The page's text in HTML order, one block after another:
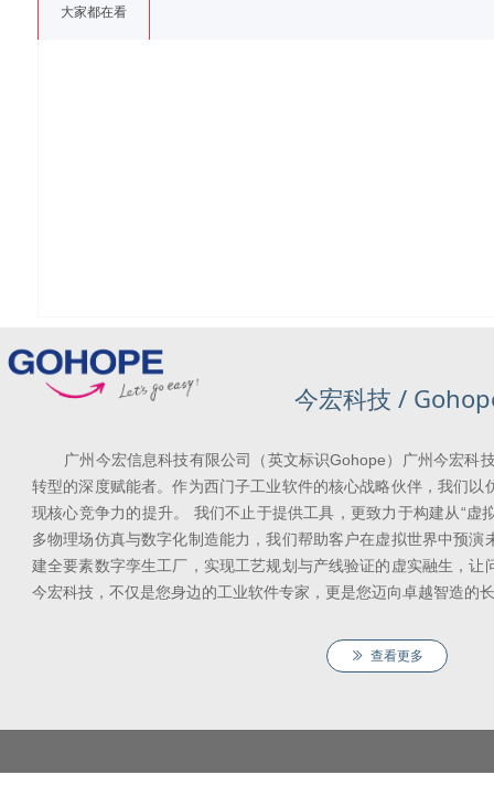
大家都在看
今宏科技 /
广州今宏信息科技有限公司（英文标识Gohope）广州今宏科
转型的深度赋能者。作为西门子工业软件的核心战略伙伴，我们以
现核心竞争力的提升。 我们不止于提供工具，更致力于构建从“虚
多物理场仿真与数字化制造能力，我们帮助客户在虚拟世界中预演
建全要素数字孪生工厂，实现工艺规划与产线验证的虚实融生，让
今宏科技，不仅是您身边的工业软件专家，更是您迈向卓越智造的
ꅀ 查看更多